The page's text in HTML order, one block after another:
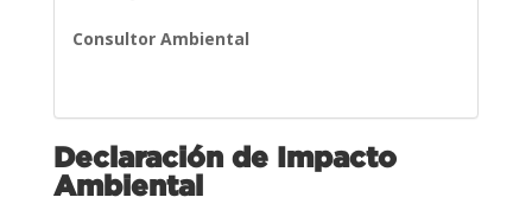
Consultor Ambiental
Declaración de Impacto
Ambiental